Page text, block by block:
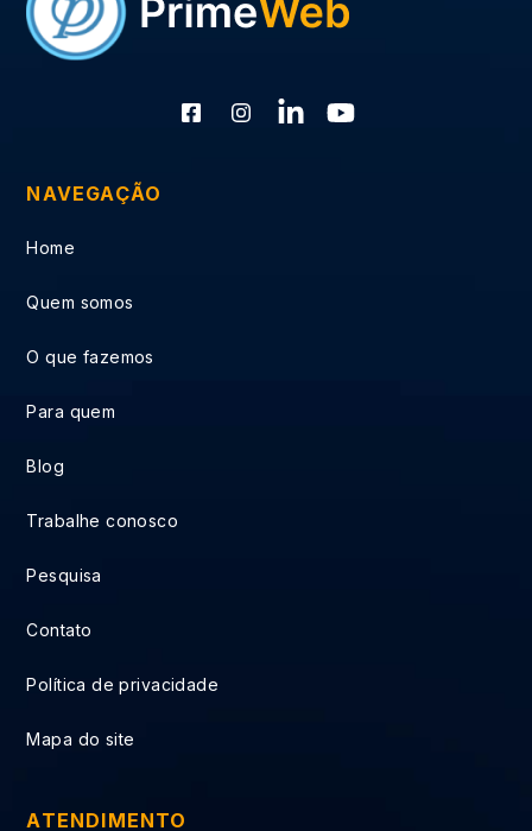
NAVEGAÇÃO
Home
Quem somos
O que fazemos
Para quem
Blog
Trabalhe conosco
Pesquisa
Contato
Política de privacidade
Mapa do site
ATENDIMENTO